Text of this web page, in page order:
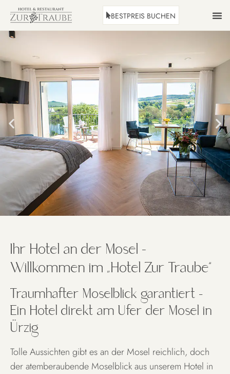
BESTPREIS BUCHEN
Ein Hotel, direkt an der
Mosel
ZIMMER & SUITEN
Ihr Hotel an der Mosel –
Willkommen im „Hotel Zur Traube“
Traumhafter Moselblick garantiert –
Ein Hotel direkt am Ufer der Mosel in
Ürzig
Tolle Aussichten gibt es an der Mosel reichlich, doch
der atemberaubende Moselblick aus unserem Hotel in